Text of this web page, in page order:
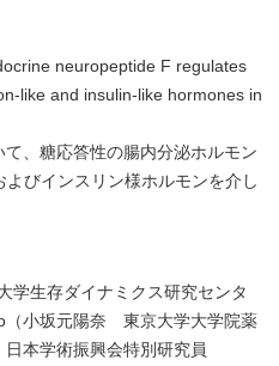
neuropeptide F regulates
like and insulin-like hormones in
て、糖応答性の腸内分泌ホルモン
びインスリン様ホルモンを介し
生存ダイナミクス研究センタ
小坂元陽奈 東京大学大学院薬
本学術振興会特別研究員